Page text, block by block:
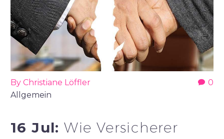
0
By Christiane Löffler
Allgemein
16 Jul:Wie Versicherer